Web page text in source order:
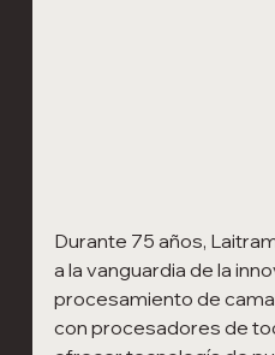
Durante 75 años,
a la vanguardia de la
procesamiento de
con procesadores de